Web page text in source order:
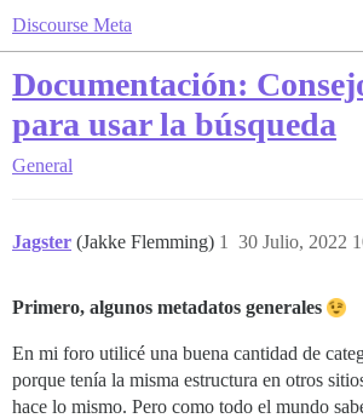
Discourse Meta
Documentación:
para usar la búsqueda
General
Jagster (Jakke Flemming) 30 Julio, 2022
1
Primero, algunos metadatos generales
En mi foro utilicé una buena cantidad de
porque tenía la misma estructura en otros
hace lo mismo. Pero como todo el mundo